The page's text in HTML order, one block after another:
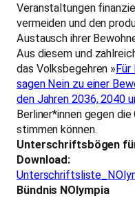
Veranstaltungen
vermeiden und den
Austausch ihrer
Aus diesem und
das Volksbegehren »Für
sagen Nein zu einer
den Jahren 2036, 2040
Berliner*innen gegen
stimmen können.
Unterschriftsbögen
Download:
Bündnis NOlympia